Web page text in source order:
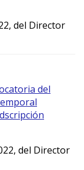
del Director
del
del Director